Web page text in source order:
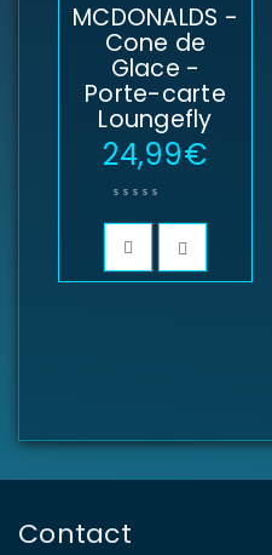
MCDONALDS -
Cone de
Glace -
Porte-carte
Loungefly
24,99€
Contact